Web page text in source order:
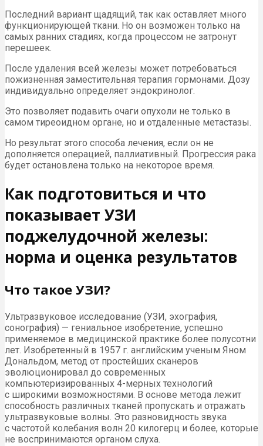
Последний вариант щадящий, так как оставляет много
функционирующей ткани. Но он возможен только на
самых ранних стадиях, когда процессом не затронут
перешеек.
После удаления всей железы может потребоваться
пожизненная заместительная терапия гормонами. Дозу
индивидуально определяет эндокринолог.
Это позволяет подавить очаги опухоли не только в
самом тиреоидном органе, но и отдаленные метастазы.
Но результат этого способа лечения, если он не
дополняется операцией, паллиативный. Прогрессия рака
будет остановлена только на некоторое время.
Как подготовиться и что
показывает УЗИ
поджелудочной железы:
норма и оценка результатов
Что такое УЗИ?
Ультразвуковое исследование (УЗИ, эхография,
сонография) — гениальное изобретение, успешно
применяемое в медицинской практике более полусотни
лет. Изобретенный в 1957 г. английским ученым Яном
Дональдом, метод от простейших сканеров
эволюционировал до современных
компьютеризированных 4-мерных технологий
с широкими возможностями. В основе метода лежит
способность различных тканей пропускать и отражать
ультразвуковые волны. Это разновидность звука
с частотой колебания волн 20 килогерц и более, которые
не воспринимаются органом слуха.